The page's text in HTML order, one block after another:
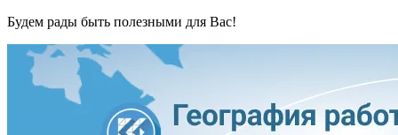
Будем рады быть полезными для Вас!